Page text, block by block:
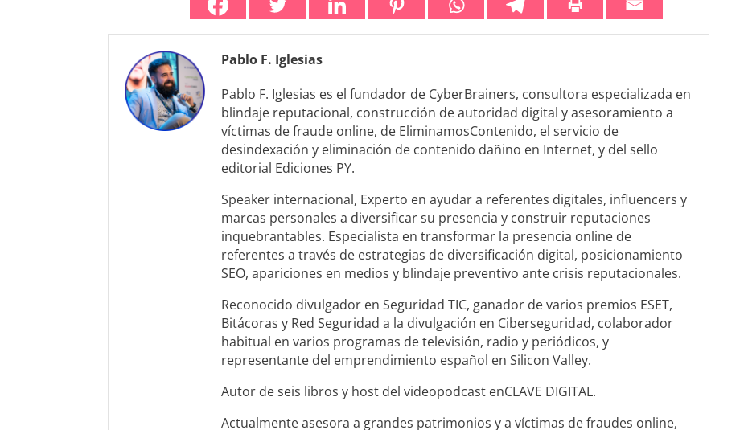
Pablo F. Iglesias
Pablo F. Iglesias es el fundador de CyberBrainers, consultora especializada en
blindaje reputacional, construcción de autoridad digital y asesoramiento a
víctimas de fraude online, de EliminamosContenido, el servicio de
desindexación y eliminación de contenido dañino en Internet, y del sello
editorial Ediciones PY.
Speaker internacional, Experto en ayudar a referentes digitales, influencers y
marcas personales a diversificar su presencia y construir reputaciones
inquebrantables. Especialista en transformar la presencia online de
referentes a través de estrategias de diversificación digital, posicionamiento
SEO, apariciones en medios y blindaje preventivo ante crisis reputacionales.
Reconocido divulgador en Seguridad TIC, ganador de varios premios ESET,
Bitácoras y Red Seguridad a la divulgación en Ciberseguridad, colaborador
habitual en varios programas de televisión, radio y periódicos, y
representante del emprendimiento español en Silicon Valley.
Autor de seis libros y host del videopodcast enCLAVE DIGITAL.
Actualmente asesora a grandes patrimonios y a víctimas de fraudes online,